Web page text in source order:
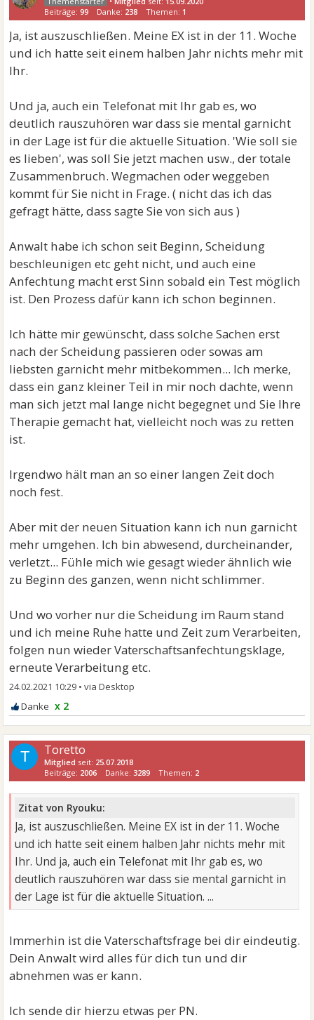
Beiträge:99 Danke: 238 Themen: 1
Ja, ist auszuschließen. Meine EX ist in der 11. Woche
und ich hatte seit einem halben Jahr nichts mehr mit
Ihr.
Und ja, auch ein Telefonat mit Ihr gab es, wo
deutlich rauszuhören war dass sie mental garnicht
in der Lage ist für die aktuelle Situation. 'Wie soll sie
es lieben', was soll Sie jetzt machen usw., der totale
Zusammenbruch. Wegmachen oder weggeben
kommt für Sie nicht in Frage. ( nicht das ich das
gefragt hätte, dass sagte Sie von sich aus )
Anwalt habe ich schon seit Beginn, Scheidung
beschleunigen etc geht nicht, und auch eine
Anfechtung macht erst Sinn sobald ein Test möglich
ist. Den Prozess dafür kann ich schon beginnen.
Ich hätte mir gewünscht, dass solche Sachen erst
nach der Scheidung passieren oder sowas am
liebsten garnicht mehr mitbekommen... Ich merke,
dass ein ganz kleiner Teil in mir noch dachte, wenn
man sich jetzt mal lange nicht begegnet und Sie Ihre
Therapie gemacht hat, vielleicht noch was zu retten
ist.
Irgendwo hält man an so einer langen Zeit doch
noch fest.
Aber mit der neuen Situation kann ich nun garnicht
mehr umgehen. Ich bin abwesend, durcheinander,
verletzt... Fühle mich wie gesagt wieder ähnlich wie
zu Beginn des ganzen, wenn nicht schlimmer.
Und wo vorher nur die Scheidung im Raum stand
und ich meine Ruhe hatte und Zeit zum Verarbeiten,
folgen nun wieder Vaterschaftsanfechtungsklage,
erneute Verarbeitung etc.
24.02.2021 10:29 •
x 2
T Toretto
Mitglied seit: 25.07.2018
Beiträge: 2006 Danke:3289 Themen: 2
Zitat von Ryouku:
Ja, ist auszuschließen. Meine EX ist in der 11. Woche
und ich hatte seit einem halben Jahr nichts mehr mit
Ihr. Und ja, auch ein Telefonat mit Ihr gab es, wo
deutlich rauszuhören war dass sie mental garnicht in
der Lage ist für die aktuelle Situation. ...
Immerhin ist die Vaterschaftsfrage bei dir eindeutig.
Dein Anwalt wird alles für dich tun und dir
abnehmen was er kann.
Ich sende dir hierzu etwas per PN.